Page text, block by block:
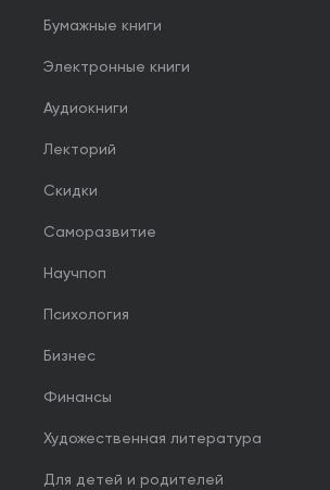
Бумажные книги
Электронные книги
Аудиокниги
Лекторий
Скидки
Саморазвитие
Научпоп
Психология
Бизнес
Финансы
Художественная литература
Для детей и родителей